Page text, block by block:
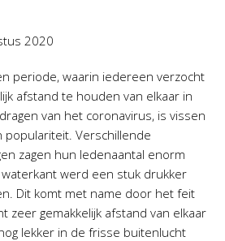
2020
periode, waarin iedereen verzocht
afstand te houden van elkaar in
van het coronavirus, is vissen
Verschillende
zagen hun ledenaantal enorm
werd een stuk drukker
Dit komt met name door het feit
zeer gemakkelijk afstand van elkaar
lekker in de frisse buitenlucht